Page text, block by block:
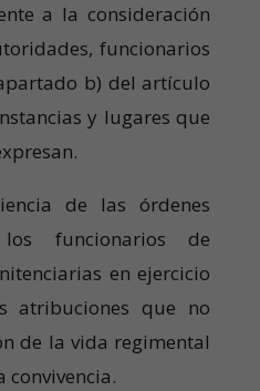
a la consideración
funcionarios
b) del artículo
y lugares que
de las órdenes
funcionarios de
en ejercicio
atribuciones que no
de la vida regimental
convivencia.